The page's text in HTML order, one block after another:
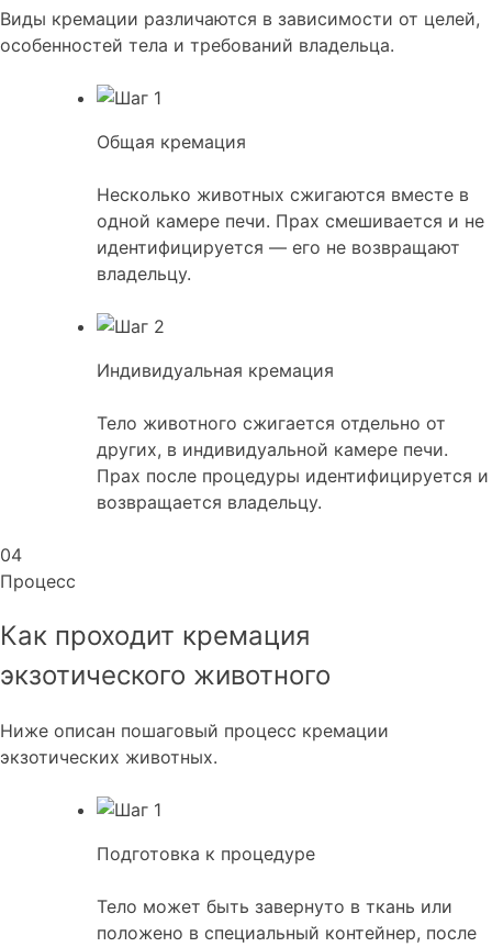
Виды кремации различаются в зависимости от целей,
особенностей тела и требований владельца.
Общая кремация
Несколько животных сжигаются вместе в
одной камере печи. Прах смешивается и не
идентифицируется — его не возвращают
владельцу.
Индивидуальная кремация
Тело животного сжигается отдельно от
других, в индивидуальной камере печи.
Прах после процедуры идентифицируется и
возвращается владельцу.
04
Процесс
Как проходит кремация
экзотического животного
Ниже описан пошаговый процесс кремации
экзотических животных.
Подготовка к процедуре
Тело может быть завернуто в ткань или
положено в специальный контейнер, после